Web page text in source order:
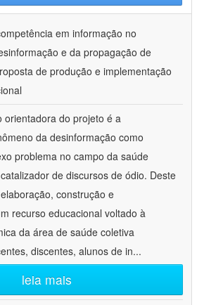
em informação no
e da propagação de
de produção e implementação
orientadora do projeto é a
da desinformação como
problema no campo da saúde
de discursos de ódio. Deste
construção e
recurso educacional voltado à
da área de saúde coletiva
discentes, alunos de in...
leia mais